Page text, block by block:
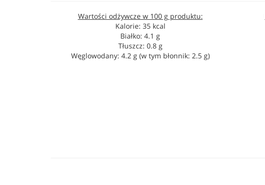
Wartości odżywcze w 100 g produktu:
Kalorie: 35 kcal
Białko: 4.1 g
Tłuszcz: 0.8 g
Węglowodany: 4.2 g (w tym błonnik: 2.5 g)